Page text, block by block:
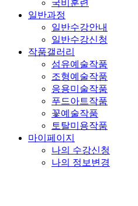
국비훈련
일반과정
일반수강안내
일반수강신청
작품갤러리
섬유예술작품
조형예술작품
응용미술작품
푸드아트작품
꽃예술작품
토탈미용작품
마이페이지
나의 수강신청
나의 정보변경